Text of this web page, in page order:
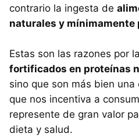
contrario la ingesta de
naturales y mínimamente
Estas son las razones por
fortificados en proteínas
sino que son más bien
que nos incentiva a
represente de gran valor
dieta y salud.